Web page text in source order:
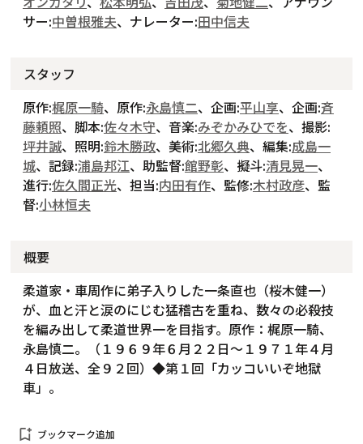
サー:中曽根雅夫、ナレーター:田中信夫
スタッフ
原作:梶原一騎、原作:永島慎二、企画:平山享、企画:斉
藤頼照、脚本:佐々木守、音楽:みぞかみひでを、撮影:
坪井誠、照明:鈴木勝政、美術:北郷久典、編集:成島一
城、記録:浦島邦江、助監督:館野彰、擬斗:清見晃一、
進行:佐久間正光、担当:内田有作、監修:木村政彦、監
督:小林恒夫
概要
柔道家・車周作に弟子入りした一条直也（桜木健一）
が、血と汗と涙のにじむ猛稽古を重ね、数々の必殺技
を編み出して柔道世界一を目指す。原作：梶原一騎、
永島慎二。（１９６９年６月２２日～１９７１年４月
４日放送、全９２回）◆第１回「カッコいいぞ地獄
車」。
bookmark_add ブックマーク追加